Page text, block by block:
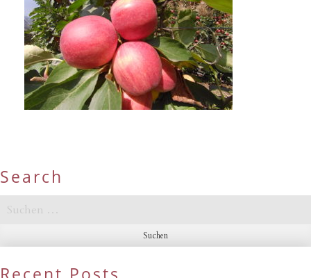
Search
Suchen
nach: